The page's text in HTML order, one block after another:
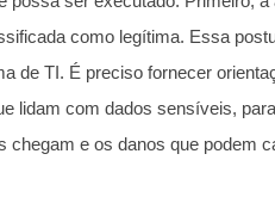
como legítima. Essa
de TI. É preciso fornecer
lidam com dados sensíveis,
e os danos que podem